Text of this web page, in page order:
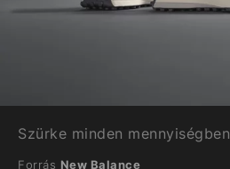
Szürke minden mennyiségben
Forrás New Balance